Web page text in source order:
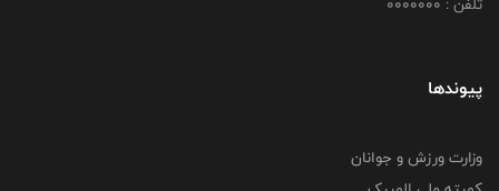
پیوندها
وزارت ورزش و جوانان